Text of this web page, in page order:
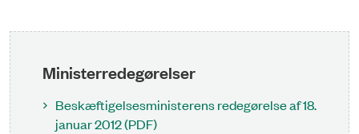
Ministerredegørelser
Beskæftigelsesministerens redegørelse af 18.
januar 2012 (PDF)